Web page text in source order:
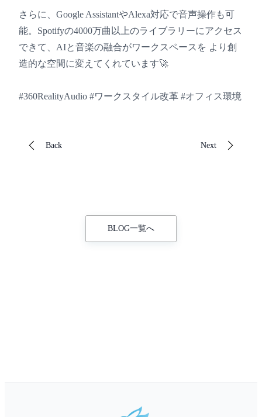
さらに、Google AssistantやAlexa対応で音声操作も可
能。Spotifyの4000万曲以上のライブラリーにアクセス
できて、AIと音楽の融合がワークスペースを より創
造的な空間に変えてくれています🚀
#360RealityAudio #ワークスタイル改革 #オフィス環境
Back Next
BLOG一覧へ